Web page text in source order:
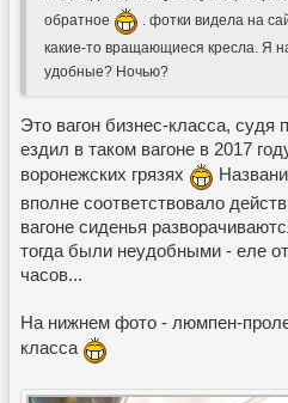
обратное
. фотки видела на
какие-то вращающиеся кресла. Я
удобные? Ночью?
Это вагон бизнес-класса,
ездил в таком вагоне в 2017
воронежских грязях
вполне соответствовало
вагоне сиденья
тогда были неудобными - еле
часов...
На нижнем фото - люмпен-
класса